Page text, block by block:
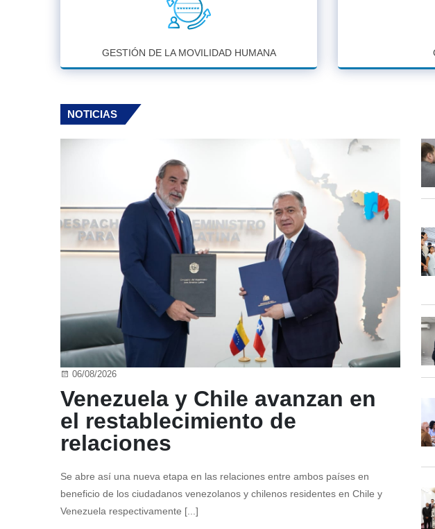
GESTIÓN DE LA MOVILIDAD HUMANA
NOTICIAS
06/08/2026
Venezuela y Chile avanzan en
el restablecimiento de
relaciones
Se abre así una nueva etapa en las relaciones entre ambos países en
beneficio de los ciudadanos venezolanos y chilenos residentes en Chile y
Venezuela respectivamente [...]